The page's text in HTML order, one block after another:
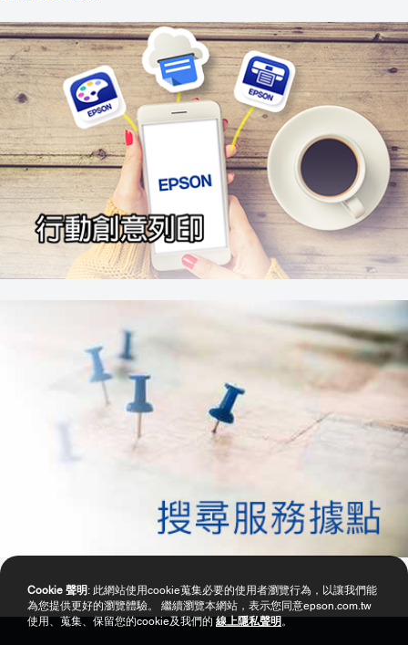
Cookie 聲明 : 此網站使用cookie蒐集必要的使用者瀏覽行為，以讓我們能
為您提供更好的瀏覽體驗。 繼續瀏覽本網站，表示您同意epson.com.tw
使用、蒐集、保留您的cookie及我們的 線上隱私聲明 。